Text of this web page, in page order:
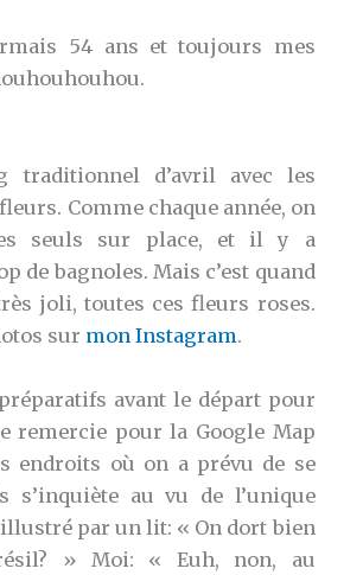
54 ans et toujours mes
traditionnel d’avril avec les
Comme chaque année, on
seuls sur place, et il y a
de bagnoles. Mais c’est quand
joli, toutes ces fleurs roses.
sur mon Instagram.
avant le départ pour
remercie pour la Google Map
endroits où on a prévu de se
s’inquiète au vu de l’unique
par un lit: « On dort bien
» Moi: « Euh, non, au